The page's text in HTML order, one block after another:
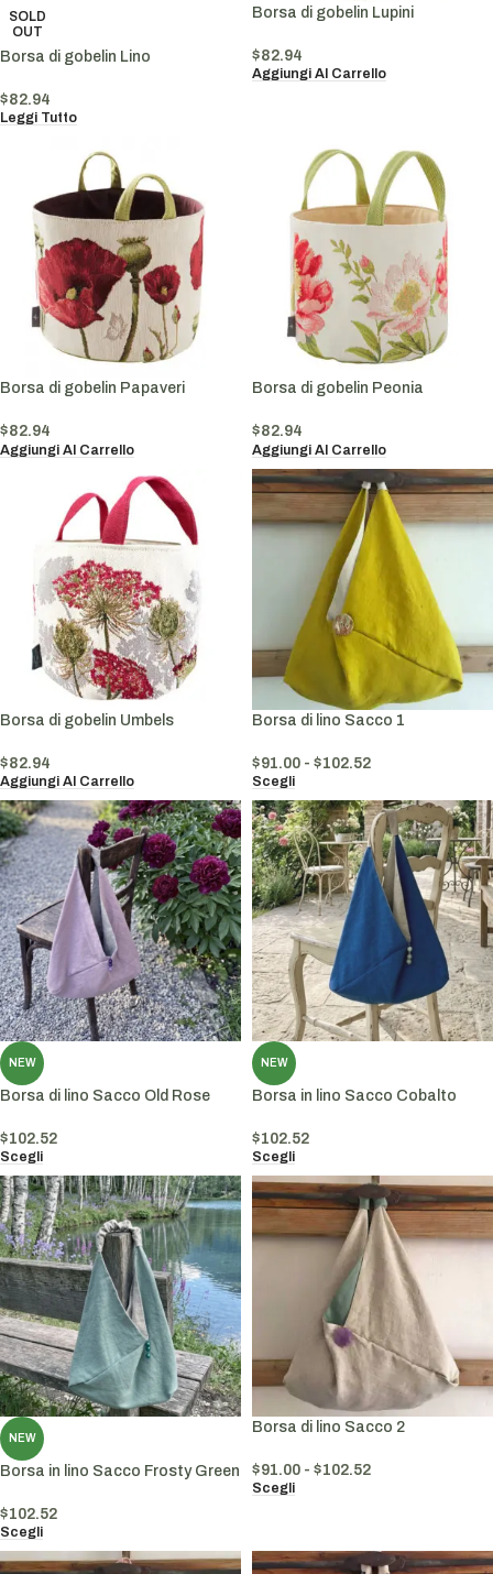
SOLD
OUT
Borsa di gobelin Lino
$82.94
Leggi Tutto
Borsa di gobelin Lupini
$82.94
Aggiungi Al Carrello
Borsa di gobelin Papaveri
$82.94
Aggiungi Al Carrello
Borsa di gobelin Peonia
$82.94
Aggiungi Al Carrello
Borsa di gobelin Umbels
$82.94
Aggiungi Al Carrello
Borsa di lino Sacco 1
$91.00 - $102.52
Scegli
NEW
Borsa di lino Sacco Old Rose
$102.52
Scegli
NEW
Borsa in lino Sacco Cobalto
$102.52
Scegli
NEW
Borsa in lino Sacco Frosty Green
$102.52
Scegli
Borsa di lino Sacco 2
$91.00 - $102.52
Scegli